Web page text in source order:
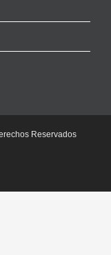
Reservados